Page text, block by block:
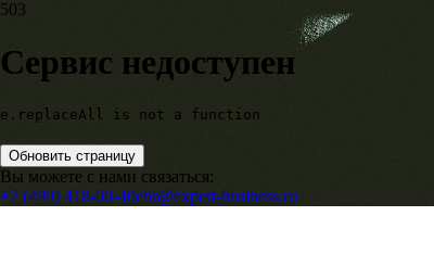
503
Сервис недоступен
e.replaceAll is not a function
Обновить страницу
Вы можете с нами связаться:
+7 (499) 418-00-40ebr@expert-business.ru